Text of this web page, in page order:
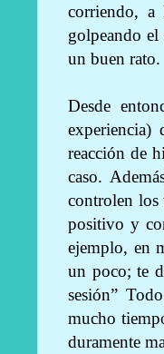
corriendo,
golpeando el
un buen rato.
Desde
experiencia)
reacción de
caso.
controlen los
positivo y
ejemplo, en
un poco; te
sesión”
mucho
duramente